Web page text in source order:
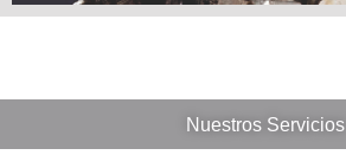
Nuestros Servicios